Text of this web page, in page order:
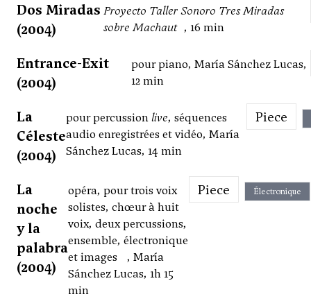
Dos Miradas
(2004)
Proyecto Taller Sonoro Tres Miradas
sobre Machaut , 16 min
Entrance-Exit
(2004)
pour piano, María Sánchez Lucas,
12 min
La
Céleste
(2004)
pour percussionlive, séquences
audio enregistrées et vidéo, María
Sánchez Lucas, 14 min
Piece
La
noche
y la
palabra
(2004)
opéra, pour trois voix
solistes, chœur à huit
voix, deux percussions,
ensemble, électronique
et images , María
Sánchez Lucas, 1h 15
min
Piece Électronique